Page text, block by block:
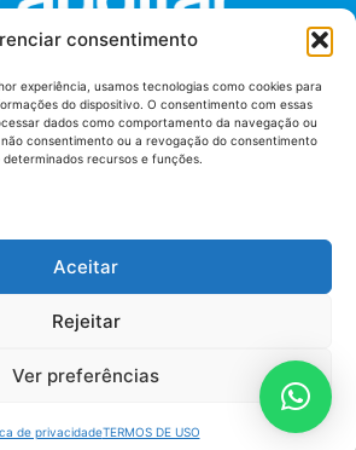
consentimento
experiência, usamos tecnologias como cookies para
do dispositivo. O consentimento com essas
dados como comportamento da navegação ou
consentimento ou a revogação do consentimento
recursos e funções.
Aceitar
Rejeitar
Ver preferências
de privacidadeTERMOS DE USO
Federais de Controle Externo -
AUDITAR
Federal Sul (SAF/Sul), Qd. 04, Lt. 01
da União (TCU), Subsolo, Sala S04
de uso
os direitos reservados - 2026 |Fábrica de Código